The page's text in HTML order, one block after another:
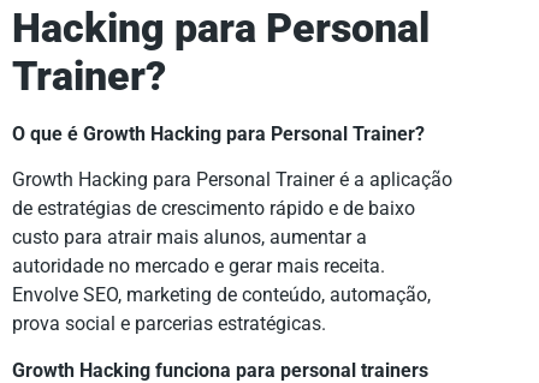
Hacking para Personal
Trainer?
O que é Growth Hacking para Personal Trainer?
Growth Hacking para Personal Trainer é a aplicação
de estratégias de crescimento rápido e de baixo
custo para atrair mais alunos, aumentar a
autoridade no mercado e gerar mais receita.
Envolve SEO, marketing de conteúdo, automação,
prova social e parcerias estratégicas.
Growth Hacking funciona para personal trainers